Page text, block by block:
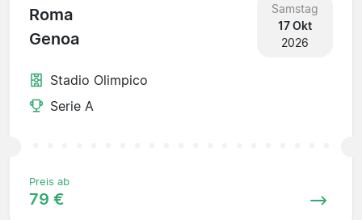
Roma
Genoa
Samstag
17 Okt
2026
Stadio Olimpico
Serie A
Preis ab
79 €